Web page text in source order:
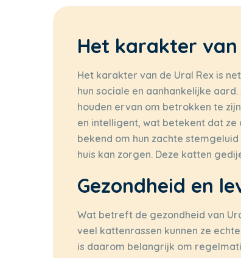
Het karakter van
Het karakter van de Ural Rex is
hun sociale en aanhankelijke
houden ervan om betrokken te
en intelligent, wat betekent dat ze
bekend om hun zachte
huis kan zorgen. Deze katten
Gezondheid en
Wat betreft de gezondheid van
veel kattenrassen kunnen ze
is daarom belangrijk om